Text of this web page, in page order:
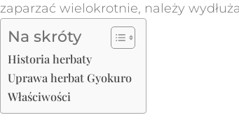
zaparzać wielokrotnie, należy
Na skróty
Historia herbaty
Uprawa herbat Gyokuro
Właściwości